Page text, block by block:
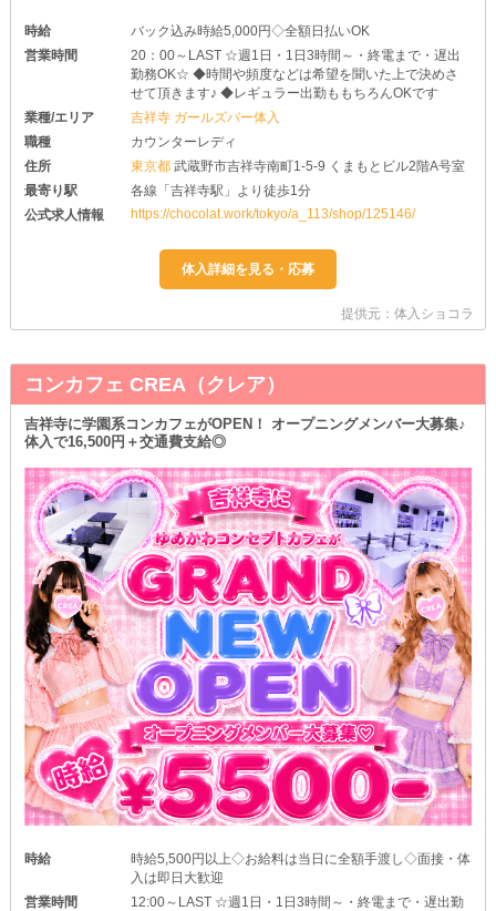
時給
バック込み時給5,000円◇全額日払いOK
営業時間
20：00～LAST ☆週1日・1日3時間～・終電まで・遅出
勤務OK☆ ◆時間や頻度などは希望を聞いた上で決めさ
せて頂きます♪ ◆レギュラー出勤ももちろんOKです
業種/エリア
吉祥寺 ガールズバー体入
職種
カウンターレディ
住所
東京都武蔵野市吉祥寺南町1-5-9 くまもとビル2階A号室
最寄り駅
各線「吉祥寺駅」より徒歩1分
公式求人情報
https://chocolat.work/tokyo/a_113/shop/125146/
提供元：体入ショコラ
コンカフェ CREA（クレア）
吉祥寺に学園系コンカフェがOPEN！ オープニングメンバー大募集♪
体入で16,500円＋交通費支給◎
時給
時給5,500円以上◇お給料は当日に全額手渡し◇面接・体
入は即日大歓迎
営業時間
12:00～LAST ☆週1日・1日3時間～・終電まで・遅出勤